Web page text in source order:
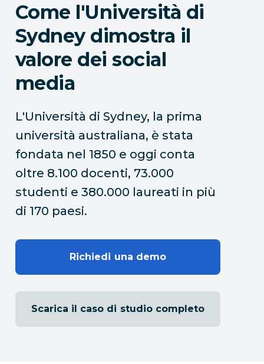
Come l'Università di
Sydney dimostra il
valore dei social
media
L'Università di Sydney, la prima
università australiana, è stata
fondata nel 1850 e oggi conta
oltre 8.100 docenti, 73.000
studenti e 380.000 laureati in più
di 170 paesi.
Richiedi una demo
Scarica il caso di studio completo